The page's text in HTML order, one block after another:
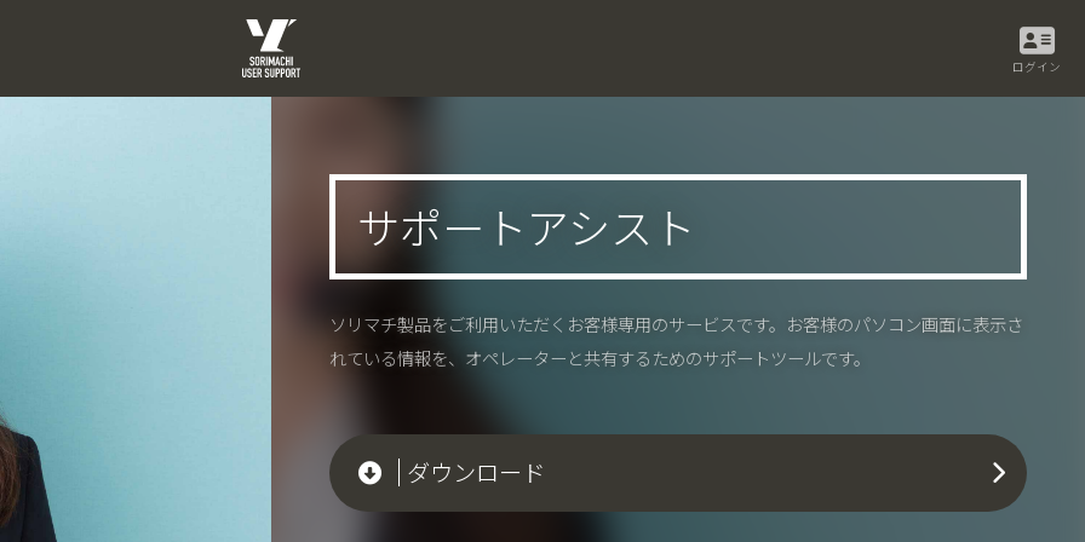
ログイン
サポートアシスト
ソリマチ製品をご利用いただくお客様専用のサービスです。お客様のパソコン画面に表示さ
れている情報を、オペレーターと共有するためのサポートツールです。
ダウンロード